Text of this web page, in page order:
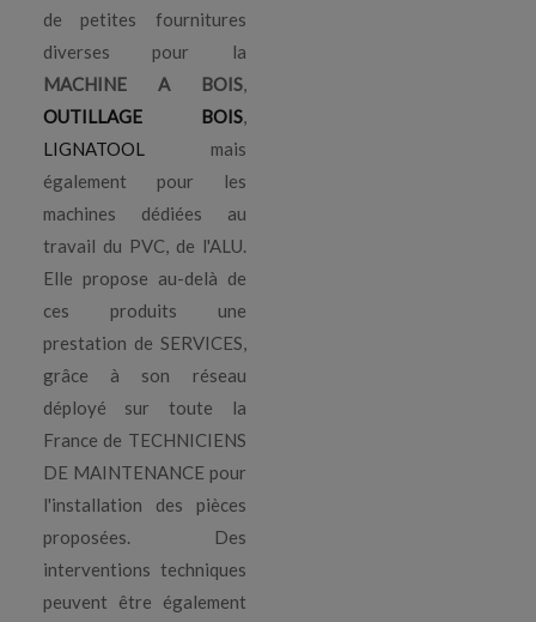
de petites fournitures
diverses pour la
MACHINE A BOIS,
OUTILLAGE BOIS,
LIGNATOOL mais
également pour les
machines dédiées au
travail du PVC, de l'ALU.
Elle propose au-delà de
ces produits une
prestation de SERVICES,
grâce à son réseau
déployé sur toute la
France de TECHNICIENS
DE MAINTENANCE pour
l'installation des pièces
proposées. Des
interventions techniques
peuvent être également